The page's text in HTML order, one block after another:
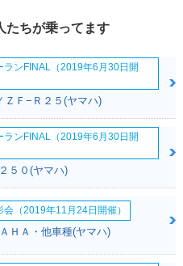
モデル。2008年にフルモデルチェ
ンジン（49cc）に代えて、水冷の
BX50S)。96年登場のニュースギ
がら、2015年、2017年とマイナ
れていった。※2026年7月に電動化
、GEARにEVを加えて、
たちが乗ってます
ランFINAL（2019年6月30日開
ＺＦ−Ｒ２５(ヤマハ)
ランFINAL（2019年6月30日開
５０(ヤマハ)
（2019年11月24日開催）
ＨＡ・他車種(ヤマハ)